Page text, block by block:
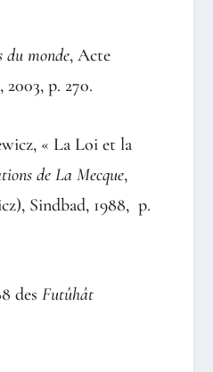
du monde, Acte
p. 270.
« La Loi et la
de La Mecque,
Sindbad, 1988, p.
des Futûhât